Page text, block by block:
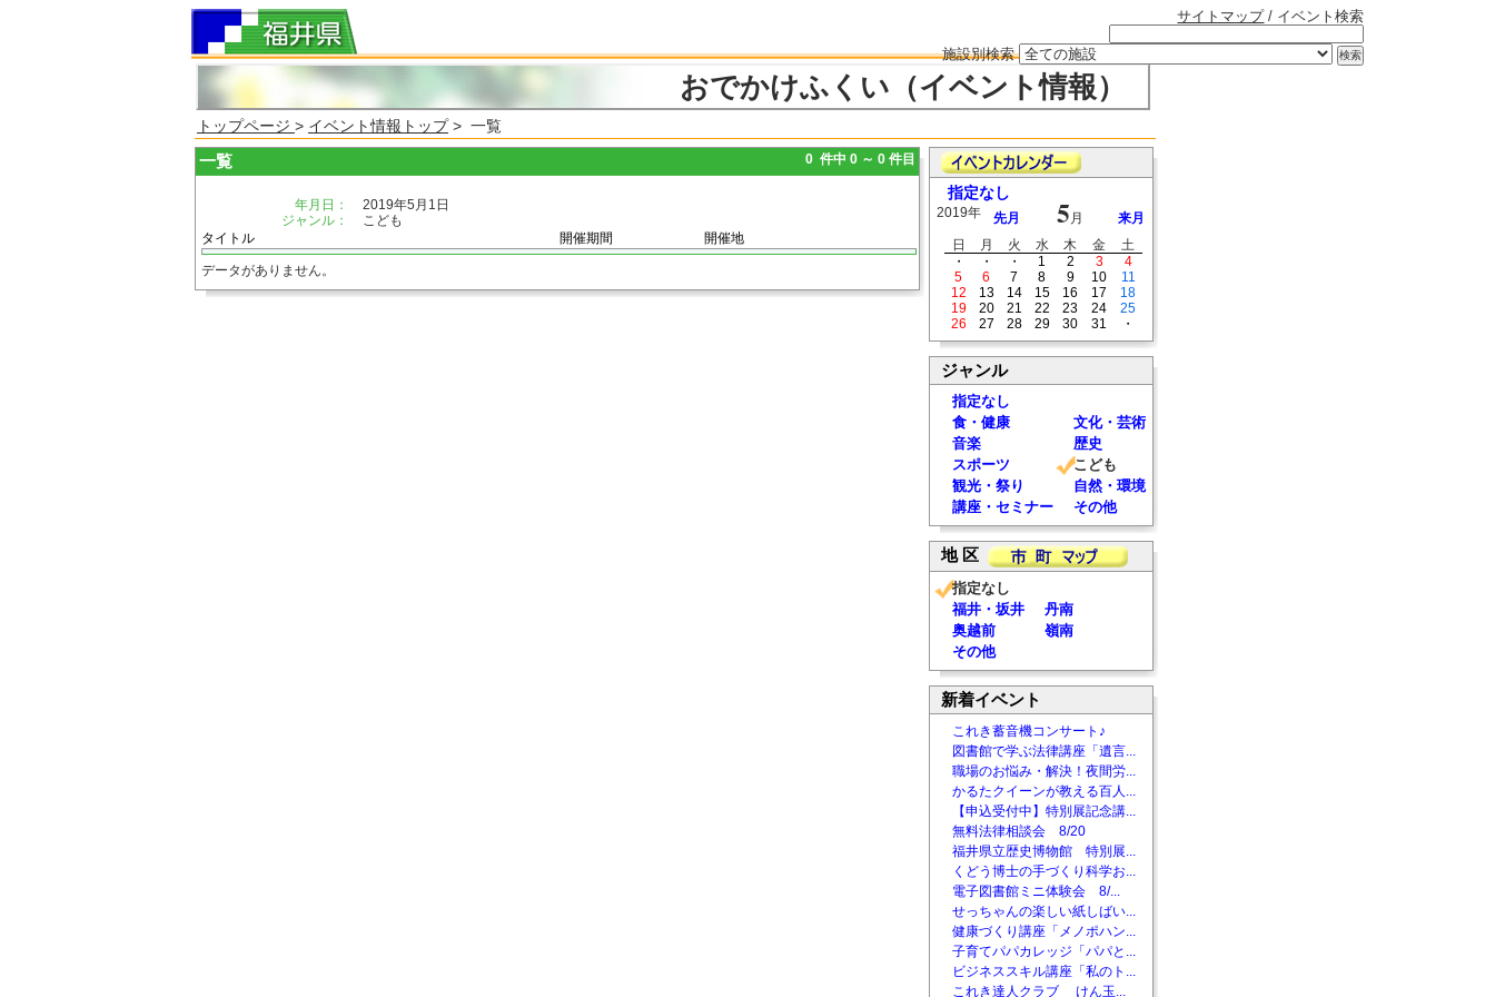
サイトマップ/ イベント検索
施設別検索
おでかけふくい（イベント情報）
トップページ > イベント情報トップ> 一覧
一覧 0 件中 0 ～ 0 件目
年月日：
2019年5月1日
ジャンル：
こども
タイトル
開催期間 開催地
データがありません。
指定なし
2019年 先月 5 月
来月
日
月 火 水 木 金
土
・
・ ・ 1 2 3
4
5
6 7 8 9 10
11
12
13 14 15 16 17
18
19
20 21 22 23 24
25
26
27 28 29 30 31 ・
ジャンル
指定なし
食・健康
文化・芸術
音楽
歴史
スポーツ
こども
観光・祭り
自然・環境
講座・セミナー
その他
地 区
指定なし
福井・坂井
丹南
奥越前
嶺南
その他
新着イベント
これき蓄音機コンサート♪
図書館で学ぶ法律講座「遺言...
職場のお悩み・解決！夜間労...
かるたクイーンが教える百人...
【申込受付中】特別展記念講...
無料法律相談会 8/20
福井県立歴史博物館 特別展...
くどう博士の手づくり科学お...
電子図書館ミニ体験会 8/...
せっちゃんの楽しい紙しばい...
健康づくり講座「メノポハン...
子育てパパカレッジ「パパと...
ビジネススキル講座「私のト...
これき達人クラブ けん玉...